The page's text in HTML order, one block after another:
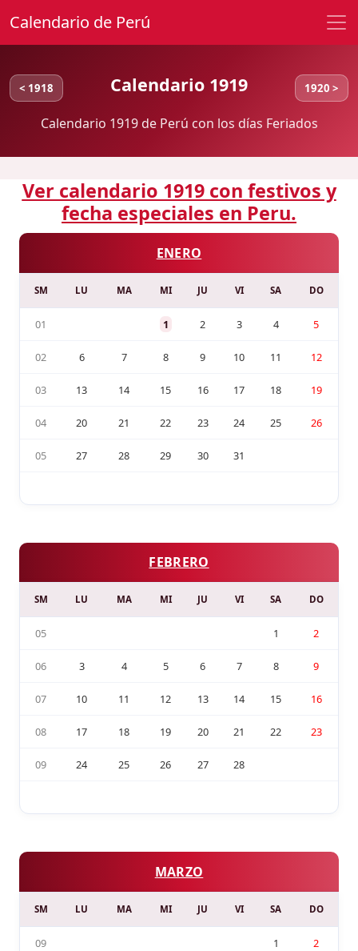
Calendario de Perú
< 1918 Calendario 1919 1920 >
Calendario 1919 de Perú con los días Feriados
Ver calendario 1919 con festivos y
fecha especiales en Peru.
ENERO
SM LU MA MI JU VI SA DO
01 1 2 3 4 5
02 6 7 8 9 10 11 12
03 13 14 15 16 17 18 19
04 20 21 22 23 24 25 26
05 27 28 29 30 31
FEBRERO
SM LU MA MI JU VI SA DO
05 1 2
06 3 4 5 6 7 8 9
07 10 11 12 13 14 15 16
08 17 18 19 20 21 22 23
09 24 25 26 27 28
MARZO
SM LU MA MI JU VI SA DO
09 1 2